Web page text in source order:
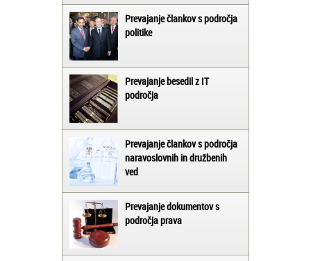
Prevajanje člankov s področja
politike
Prevajanje besedil z IT
področja
Prevajanje člankov s področja
naravoslovnih in družbenih
ved
Prevajanje dokumentov s
področja prava